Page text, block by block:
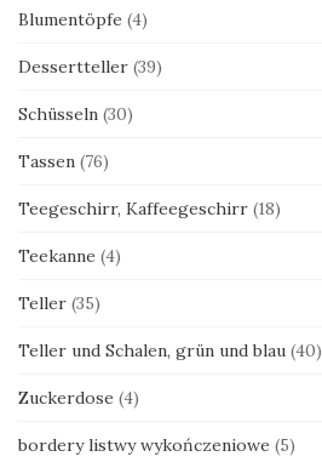
Blumentöpfe (4)
Dessertteller (39)
Schüsseln (30)
Tassen (76)
Teegeschirr, Kaffeegeschirr (18)
Teekanne (4)
Teller (35)
Teller und Schalen, grün und blau (40)
Zuckerdose (4)
bordery listwy wykończeniowe (5)